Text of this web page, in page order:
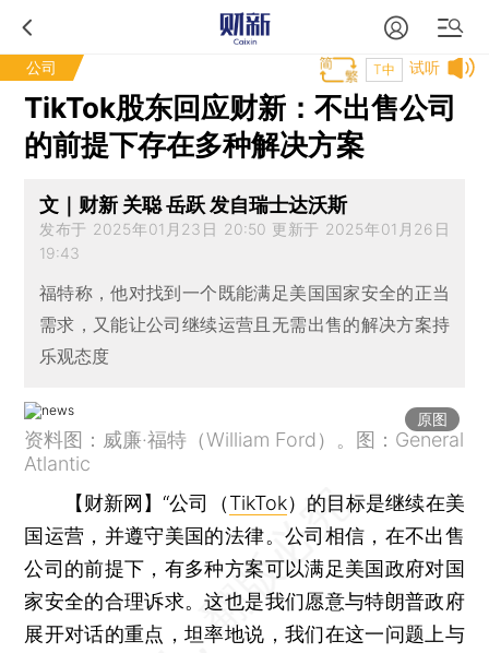
公司 试听
T中
TikTok股东回应财新：不出售公司
的前提下存在多种解决方案
文｜财新 关聪 岳跃 发自瑞士达沃斯
发布于 2025年01月23日 20:50 更新于 2025年01月26日
19:43
福特称，他对找到一个既能满足美国国家安全的正当
需求，又能让公司继续运营且无需出售的解决方案持
乐观态度
原图
资料图：威廉·福特（William Ford）。图：General
Atlantic
【财新网】“公司（TikTok）的目标是继续在美
国运营，并遵守美国的法律。公司相信，在不出售
公司的前提下，有多种方案可以满足美国政府对国
家安全的合理诉求。这也是我们愿意与特朗普政府
展开对话的重点，坦率地说，我们在这一问题上与